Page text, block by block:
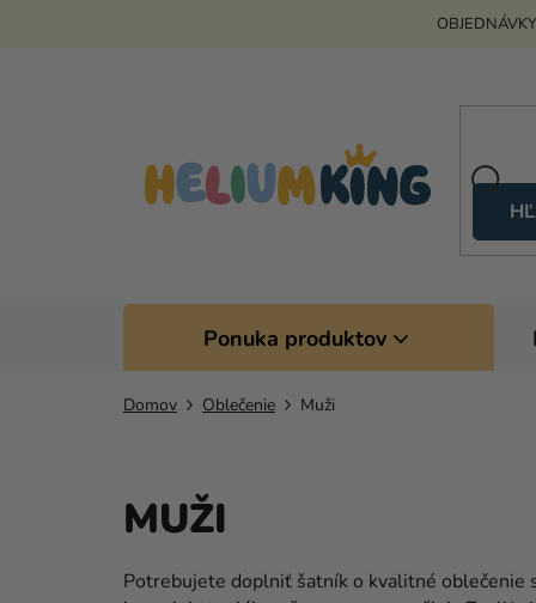
Ponuka produktov
Domov Oblečenie Muži
MUŽI
Potrebujete doplniť šatník o kvalitné oblečenie